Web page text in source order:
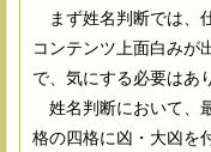
まず姓名判断では、
コンテンツ上面白みが
で、気にする必要はあ
姓名判断において、
格の四格に凶・大凶を